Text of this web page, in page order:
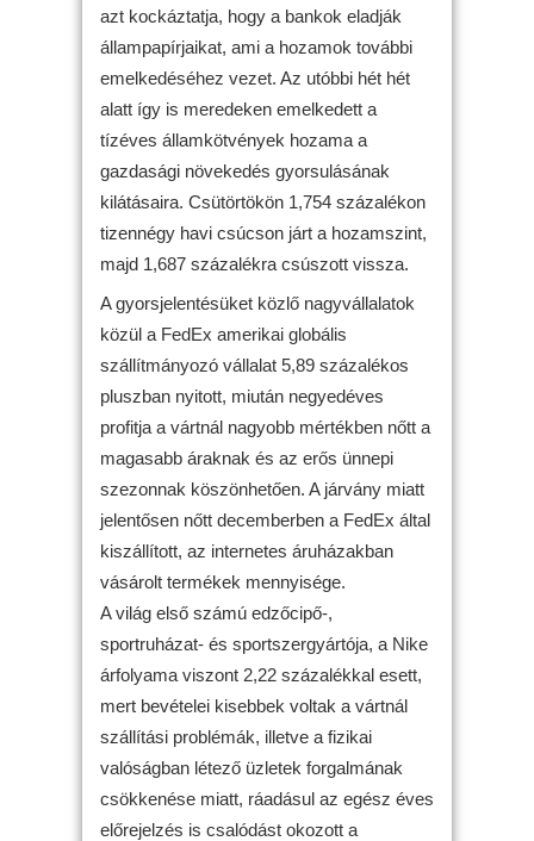
azt kockáztatja, hogy a bankok eladják
állampapírjaikat, ami a hozamok további
emelkedéséhez vezet. Az utóbbi hét hét
alatt így is meredeken emelkedett a
tízéves államkötvények hozama a
gazdasági növekedés gyorsulásának
kilátásaira. Csütörtökön 1,754 százalékon
tizennégy havi csúcson járt a hozamszint,
majd 1,687 százalékra csúszott vissza.
A gyorsjelentésüket közlő nagyvállalatok
közül a FedEx amerikai globális
szállítmányozó vállalat 5,89 százalékos
pluszban nyitott, miután negyedéves
profitja a vártnál nagyobb mértékben nőtt a
magasabb áraknak és az erős ünnepi
szezonnak köszönhetően. A járvány miatt
jelentősen nőtt decemberben a FedEx által
kiszállított, az internetes áruházakban
vásárolt termékek mennyisége.
A világ első számú edzőcipő-,
sportruházat- és sportszergyártója, a Nike
árfolyama viszont 2,22 százalékkal esett,
mert bevételei kisebbek voltak a vártnál
szállítási problémák, illetve a fizikai
valóságban létező üzletek forgalmának
csökkenése miatt, ráadásul az egész éves
előrejelzés is csalódást okozott a